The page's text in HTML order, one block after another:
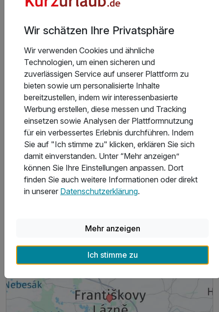
Aktuelle Infos des Hotels
Bitte beachten Sie, dass die Zahlung vor Ort in
tschechischen Kronen erfolgt und dem
tagesaktuellen Wechselkurs unterliegt.
• Das Balneozentrum ist samstags nur bis mittags
geöffnet und sonntags geschlossen.
• Am Abreisetag werden keine Behandlungen
durchgeführt.
Bitte beachten Sie, dass am Wochenende keine
Weiterlesen
Hoteladresse
Wir schätzen Ihre Privatsphäre
Wir verwenden Cookies und ähnliche
Technologien, um einen sicheren und
zuverlässigen Service auf unserer Plattform zu
bieten sowie um personalisierte Inhalte
bereitzustellen, indem wir interessenbasierte
Werbung erstellen, diese messen und Tracking
einsetzen sowie Analysen der Plattformnutzung
für ein verbessertes Erlebnis durchführen. Indem
Sie auf "Ich stimme zu" klicken, erklären Sie sich
damit einverstanden. Unter “Mehr anzeigen”
können Sie Ihre Einstellungen anpassen. Dort
finden Sie auch weitere Informationen oder direkt
in unserer Datenschutzerklärung.
Mehr anzeigen
Ich stimme zu